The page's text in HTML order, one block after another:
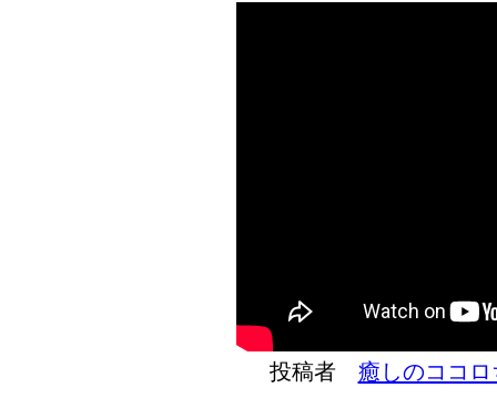
投稿者 癒しのココ